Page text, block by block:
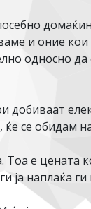
и оние
односно
добиваат
ќе се обидам
е цената
ја наплаќа